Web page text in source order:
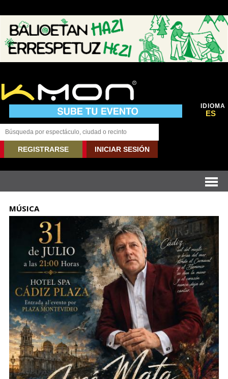
IDIOMA
ES
REGISTRARSE INICIAR SESIÓN
MÚSICA